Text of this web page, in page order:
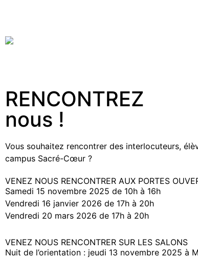
RENCONTREZ
nous !
Vous souhaitez rencontrer des interlocuteurs,
campus Sacré-Cœur ?
VENEZ NOUS RENCONTRER AUX PORTES
Samedi 15 novembre 2025 de 10h à 16h
Vendredi 16 janvier 2026 de 17h à 20h
Vendredi 20 mars 2026 de 17h à 20h
VENEZ NOUS RENCONTRER SUR LES SALONS
Nuit de l’orientation : jeudi 13 novembre 2025 à